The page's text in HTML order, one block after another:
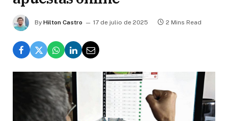
By Hilton Castro 17 de julio de 2025 2 Mins Read